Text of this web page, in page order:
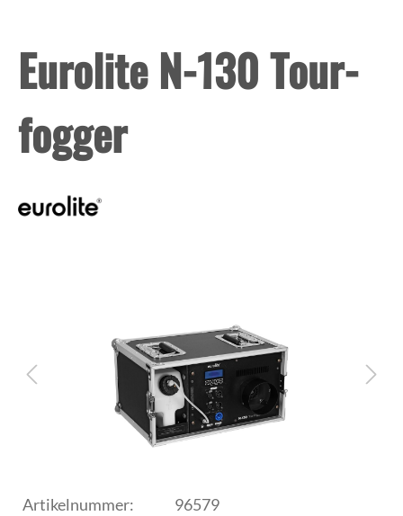
Eurolite N-130 Tour-
fogger
Artikelnummer:
96579